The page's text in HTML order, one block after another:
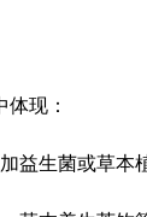
体现：
生菌或草本